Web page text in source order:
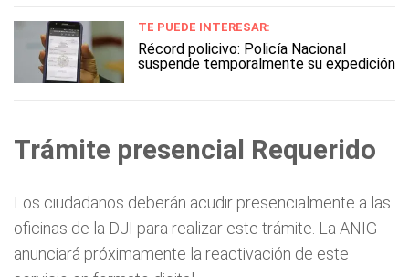
TE PUEDE INTERESAR:
Récord policivo: Policía Nacional
suspende temporalmente su expedición
Trámite presencial Requerido
Los ciudadanos deberán acudir presencialmente a las
oficinas de la DJI para realizar este trámite. La ANIG
anunciará próximamente la reactivación de este